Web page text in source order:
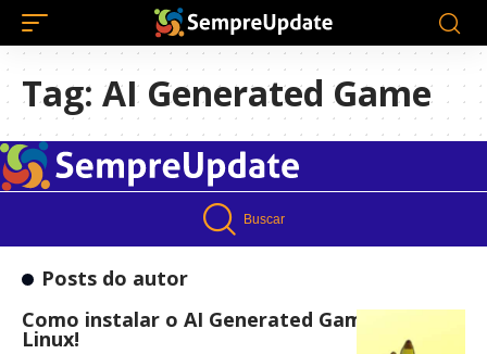
Tag: AI Generated Game
Buscar
Posts do autor
Como instalar o AI Generated Game no
Linux!